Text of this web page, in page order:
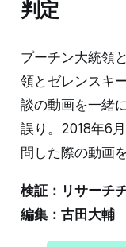
判定
プーチン大統領
領とゼレンスキ
談の動画を一緒
誤り。2018年6
問した際の動画
検証：リサーチ
編集：古田大輔